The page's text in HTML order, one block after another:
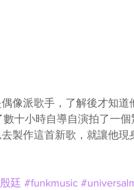
像派歌手，了解後才知
十小時自導自演拍了一
製作這首新歌，就讓他
廷 #funkmusic